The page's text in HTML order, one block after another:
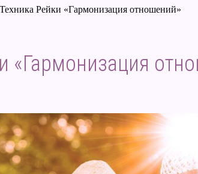
Техника Рейки «Гармонизация отношений»
«Гармонизация